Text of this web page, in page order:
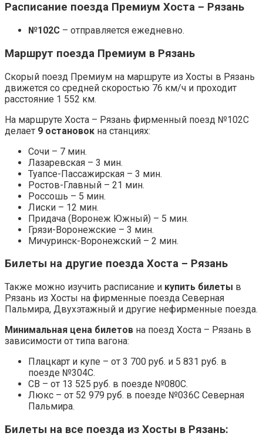
Расписание поезда Премиум Хоста – Рязань
№102С – отправляется ежедневно.
Маршрут поезда Премиум в Рязань
Скорый поезд Премиум на маршруте из Хосты в Рязань
движется со средней скоростью 76 км/ч и проходит
расстояние 1 552 км.
На маршруте Хоста – Рязань фирменный поезд №102С
делает 9 остановок на станциях:
Сочи – 7 мин.
Лазаревская – 3 мин.
Туапсе-Пассажирская – 3 мин.
Ростов-Главный – 21 мин.
Россошь – 5 мин.
Лиски – 12 мин.
Придача (Воронеж Южный) – 5 мин.
Грязи-Воронежские – 3 мин.
Мичуринск-Воронежский – 2 мин.
Билеты на другие поезда Хоста – Рязань
Также можно изучить расписание и купить билеты в
Рязань из Хосты на фирменные поезда Северная
Пальмира, Двухэтажный и другие нефирменные поезда.
Минимальная цена билетов на поезд Хоста – Рязань в
зависимости от типа вагона:
Плацкарт и купе – от 3 700 руб. и 5 831 руб. в
поезде №304С.
СВ – от 13 525 руб. в поезде №080С.
Люкс – от 52 979 руб. в поезде №036С Северная
Пальмира.
Билеты на все поезда из Хосты в Рязань: